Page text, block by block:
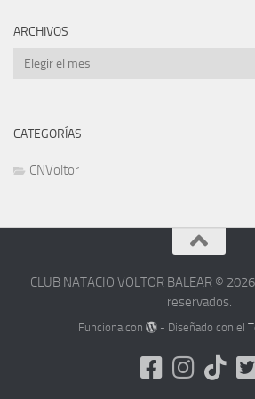
ARCHIVOS
Archivos
CATEGORÍAS
CNVoltor
CLUB NATACIO VOLTOR BALEAR ©
reservados.
Funciona con - Diseñado con el